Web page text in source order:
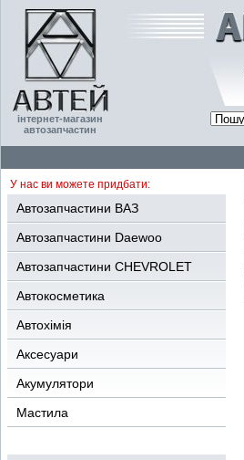
інтернет-магазин
автозапчастин
У нас ви можете придбати:
Автозапчастини ВАЗ
Автозапчастини Daewoo
Автозапчастини CHEVROLET
Автокосметика
Автохімія
Аксесуари
Акумулятори
Мастила